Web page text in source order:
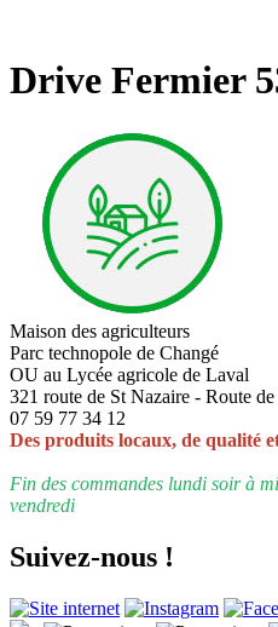
Drive Fermier
Maison des agriculteurs
Parc technopole de Changé
OU au Lycée agricole de Laval
321 route de St Nazaire - Route
07 59 77 34 12
Des produits locaux, de qualité
Fin des commandes lundi soir à
vendredi
Suivez-nous !